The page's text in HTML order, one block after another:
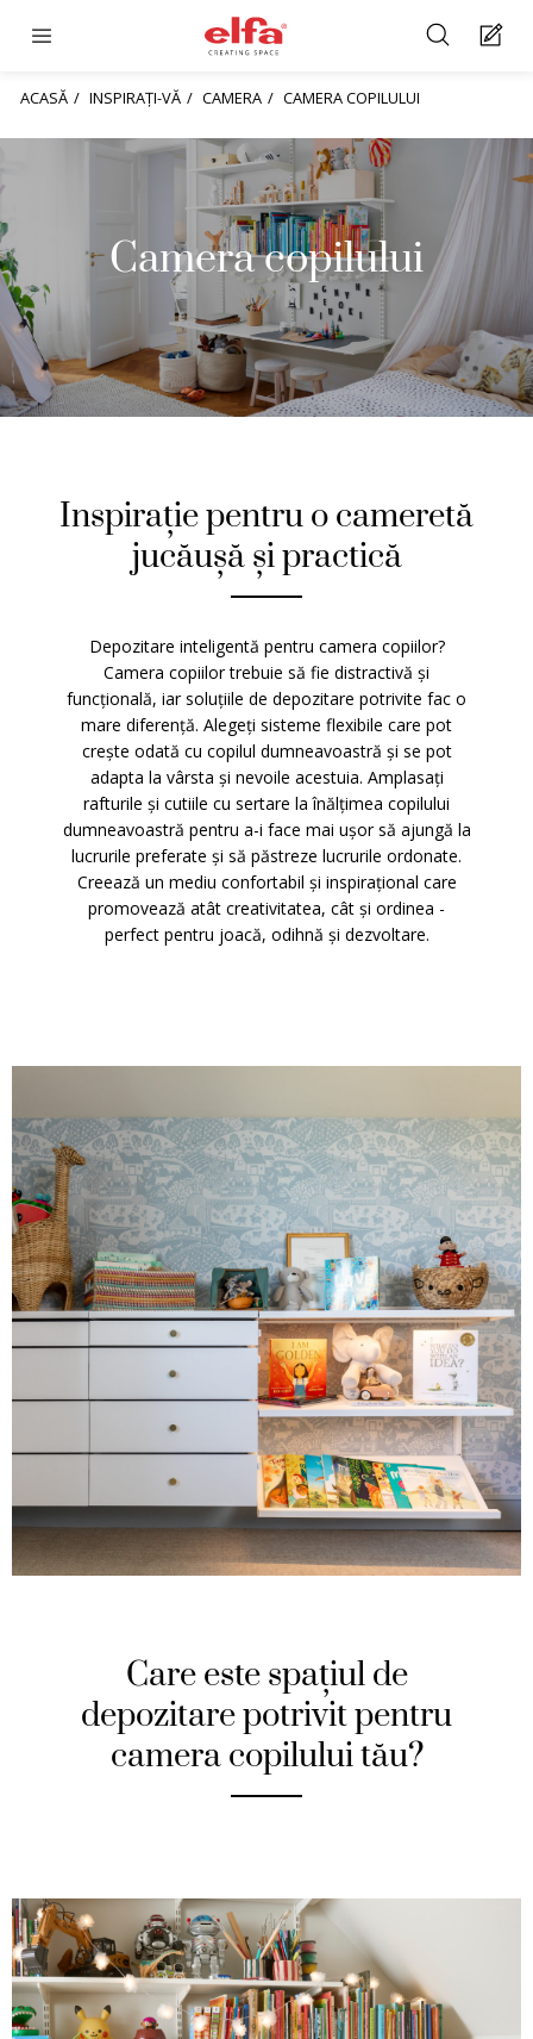
ACASĂ INSPIRAȚI-VĂ CAMERA CAMERA COPILULUI
Camera copilului
Inspirație pentru o cameretă
jucăușă și practică
Depozitare inteligentă pentru camera copiilor?
Camera copiilor trebuie să fie distractivă și
funcțională, iar soluțiile de depozitare potrivite fac o
mare diferență. Alegeți sisteme flexibile care pot
crește odată cu copilul dumneavoastră și se pot
adapta la vârsta și nevoile acestuia. Amplasați
rafturile și cutiile cu sertare la înălțimea copilului
dumneavoastră pentru a-i face mai ușor să ajungă la
lucrurile preferate și să păstreze lucrurile ordonate.
Creează un mediu confortabil și inspirațional care
promovează atât creativitatea, cât și ordinea -
perfect pentru joacă, odihnă și dezvoltare.
Care este spațiul de
depozitare potrivit pentru
camera copilului tău?